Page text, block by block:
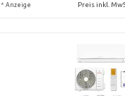
* Anzeige Preis inkl.